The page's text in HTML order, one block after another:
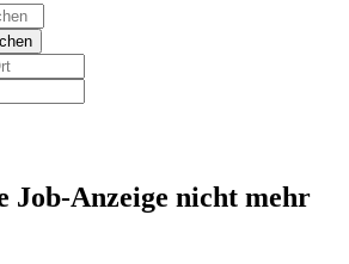
Job-Anzeige nicht mehr